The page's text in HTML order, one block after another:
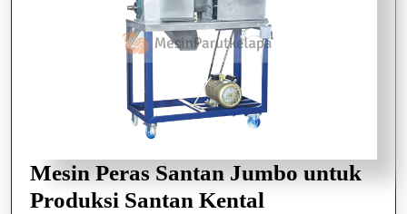
Mesin Peras Santan Jumbo untuk
Produksi Santan Kental